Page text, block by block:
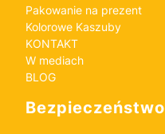
Pakowanie na prezent
Kolorowe Kaszuby
KONTAKT
W mediach
BLOG
Bezpieczeństwo